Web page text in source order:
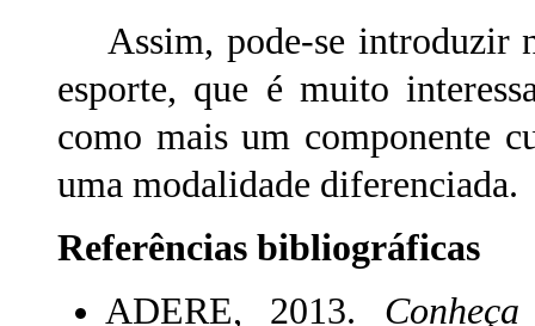
Assim, pode-se introduzir
esporte, que é muito
como mais um componente
uma modalidade diferenciada.
Referências bibliográficas
ADERE, 2013.